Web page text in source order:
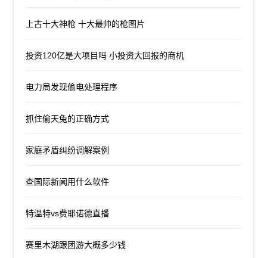
上古十大神枪 十大最帅的枪图片
投资120亿是大项目吗 小投资大回报的商机
电力局发现偷电处理程序
抓住偷天兔的正确方式
家庭矛盾纠纷调解案例
查国际新闻用什么软件
特温特vs费耶诺德直播
赛里木湖跟团游大概多少钱